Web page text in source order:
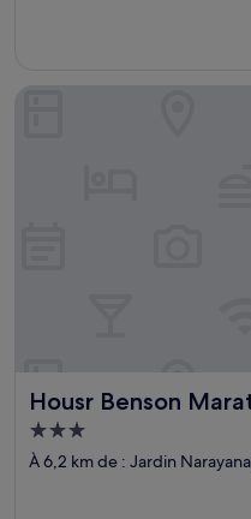
Housr Benson
Housr Benson
Hébergement
3.0 étoiles
À 6,2 km de : Jardin